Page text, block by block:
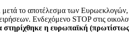
μετά το αποτέλεσμα των Ευρωεκλογών,
Ενδεχόμενο STOP στις
στηρίχθηκε η ευρωπαϊκή